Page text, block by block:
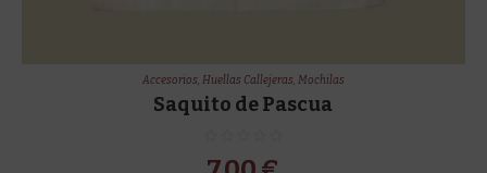
Accesorios, Huellas Callejeras, Mochilas
Saquito de Pascua